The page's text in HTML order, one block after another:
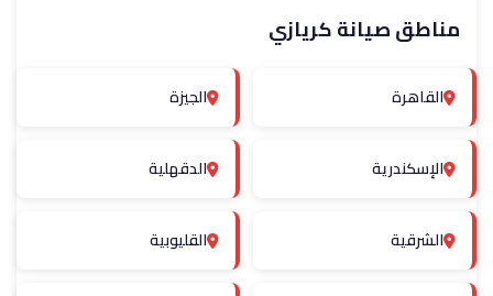
مناطق صيانة كريازي
القاهرة الجيزة
الإسكندرية الدقهلية
الشرقية القليوبية